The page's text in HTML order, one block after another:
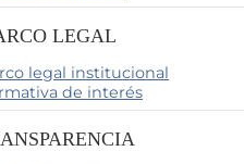
LEGAL
legal institucional
de interés